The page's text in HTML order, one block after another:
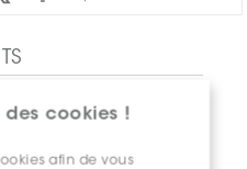
des cookies !
afin de vous